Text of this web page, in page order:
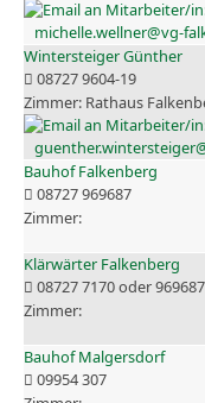
michelle.wellner@vg-
Wintersteiger Günther
08727 9604-19
Rathaus
Bauhof Falkenberg
08727 969687
Klärwärter Falkenberg
08727 7170 oder 969687
Bauhof Malgersdorf
09954 307